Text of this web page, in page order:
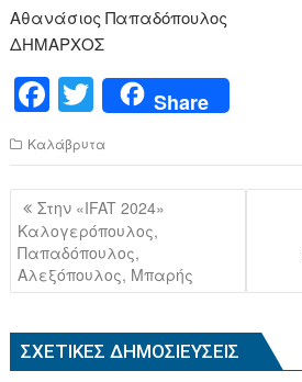
Αθανάσιος Παπαδόπουλος
ΔΗΜΑΡΧΟΣ
F
a
c
e
b
o
o
k
T
wi
tt
er
Share
Καλάβρυτα
Πλοήγηση
άρθρων
Στην «IFAT 2024»
Καλογερόπουλος,
Παπαδόπουλος,
Αλεξόπουλος, Μπαρής
ΣΧΕΤΙΚΈΣ ΔΗΜΟΣΙΕΎΣΕΙΣ